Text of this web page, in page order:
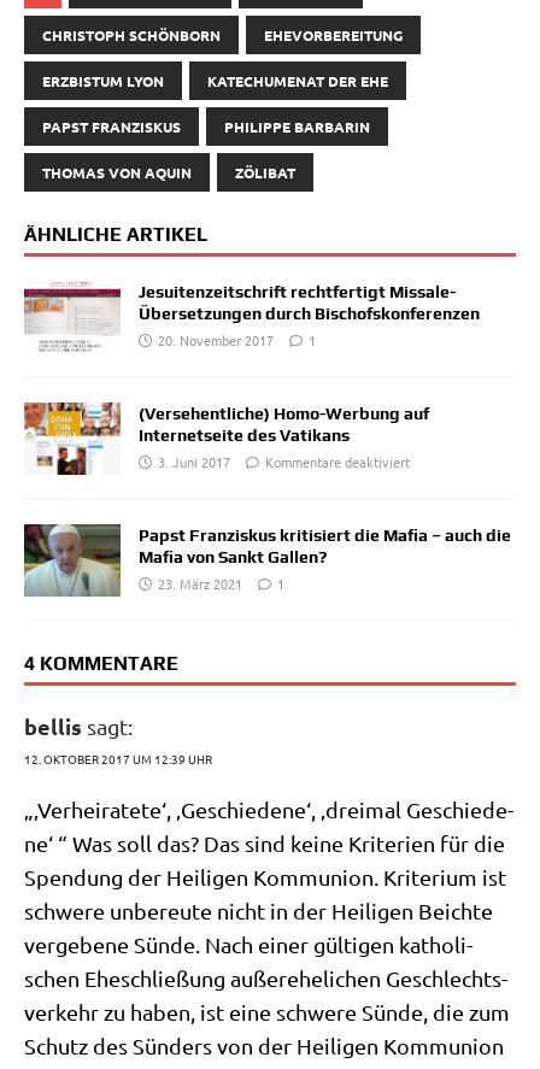
CHRISTOPH SCHÖNBORN EHEVORBEREITUNG
ERZBISTUM LYON KATECHUMENAT DER EHE
PAPST FRANZISKUS PHILIPPE BARBARIN
THOMAS VON AQUIN ZÖLIBAT
ÄHNLICHE ARTIKEL
Jesuitenzeitschrift rechtfertigt Missale-
Übersetzungen durch Bischofskonferenzen
20. November 2017
1
(Versehentliche) Homo-Werbung auf
Internetseite des Vatikans
3. Juni 2017
Kommentare deaktiviert
Papst Franziskus kritisiert die Mafia – auch die
Mafia von Sankt Gallen?
23. März 2021
1
4 KOMMENTARE
bellis sagt:
12. OKTOBER 2017 UM 12:39 UHR
„‚Ver­hei­ra­te­te‘, ‚Geschie­de­ne‘, ‚drei­mal Geschie­de­
ne‘ “ Was soll das? Das sind kei­ne Kri­te­ri­en für die
Spen­dung der Hei­li­gen Kom­mu­ni­on. Kri­te­ri­um ist
schwe­re unbe­reu­te nicht in der Hei­li­gen Beich­te
ver­ge­be­ne Sün­de. Nach einer gül­ti­gen katho­li­
schen Ehe­schlie­ßung außer­ehe­li­chen Geschlechts­
ver­kehr zu haben, ist eine schwe­re Sün­de, die zum
Schutz des Sün­ders von der Hei­li­gen Kom­mu­ni­on